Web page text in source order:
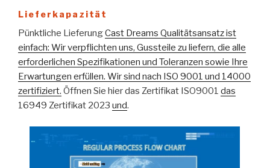
Lieferkapazität
Pünktliche LieferungCast Dreams Qualitätsansatz ist
einfach: Wir verpflichten uns, Gussteile zu liefern, die alle
erforderlichen Spezifikationen und Toleranzen sowie Ihre
Erwartungen erfüllen. Wir sind nach ISO 9001 und 14000
zertifiziert. Öffnen Sie hier das Zertifikat ISO9001 das
16949 Zertifikat 2023 und.